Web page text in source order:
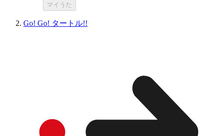
マイうた
Go! Go! タートル!!